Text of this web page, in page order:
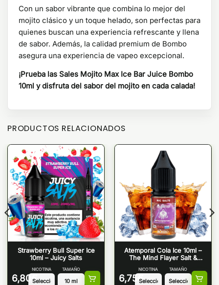
Con un sabor vibrante que combina lo mejor del
mojito clásico y un toque helado, son perfectas para
quienes buscan una experiencia refrescante y llena
de sabor. Además, la calidad premium de Bombo
asegura una experiencia de vapeo excepcional.
¡Prueba las Sales Mojito Max Ice Bar Juice Bombo
10ml y disfruta del sabor del mojito en cada calada!
PRODUCTOS RELACIONADOS
Strawberry Bull Super Ice
10ml – Juicy Salts
6,80 €
NICOTINA TAMAÑO
Atemporal Cola Ice 10ml –
The Mind Flayer Salt &
6,75 €
NICOTINA TAMAÑO